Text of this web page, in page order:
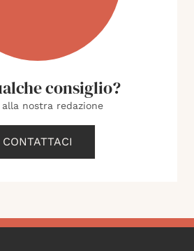
consiglio?
alla nostra redazione
CONTATTACI